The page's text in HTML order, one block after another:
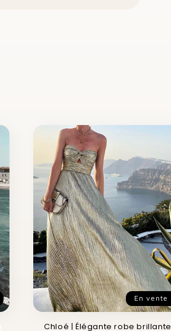
En vente
Chloé | Élégante robe brillante